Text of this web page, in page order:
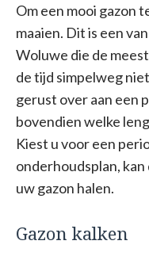
Om een mooi gazon
maaien. Dit is een
Woluwe die de
de tijd simpelweg
gerust over aan een
bovendien welke
Kiest u voor een
onderhoudsplan,
uw gazon halen.
Gazon kalken